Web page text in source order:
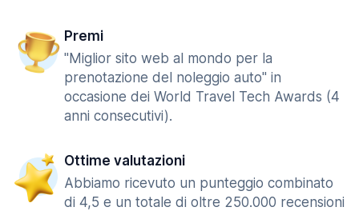
Premi
"Miglior sito web al mondo per la
prenotazione del noleggio auto" in
occasione dei World Travel Tech Awards (4
anni consecutivi).
Ottime valutazioni
Abbiamo ricevuto un punteggio combinato
di 4,5 e un totale di oltre 250.000 recensioni